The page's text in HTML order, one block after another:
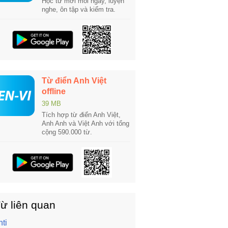
nghe, ôn tập và kiểm tra.
Từ điển Anh Việt
offline
39 MB
Tích hợp từ điển Anh Việt,
Anh Anh và Việt Anh với tổng
cộng 590.000 từ.
liên quan